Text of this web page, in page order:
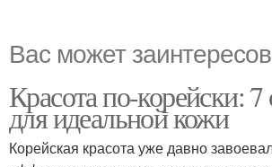
Вас может
Красота по-корейски: 7
для идеальной кожи
Корейская красота уже давно